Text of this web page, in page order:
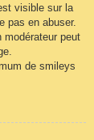
visible sur la
pas en abuser.
modérateur peut
de smileys